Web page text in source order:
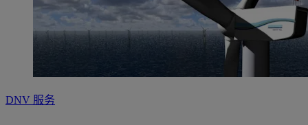
DNV 服务